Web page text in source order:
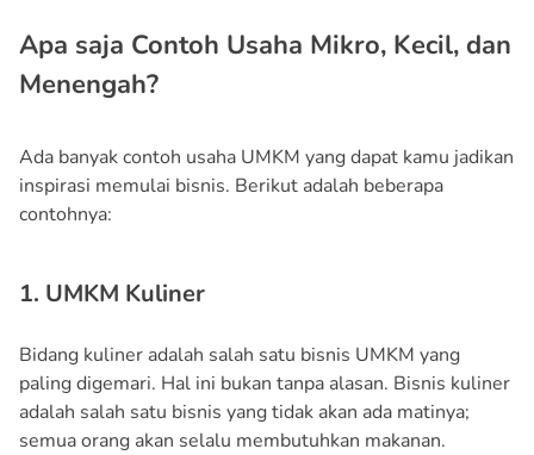
Apa saja Contoh Usaha Mikro, Kecil, dan
Menengah?
Ada banyak contoh usaha UMKM yang dapat kamu jadikan
inspirasi memulai bisnis. Berikut adalah beberapa
contohnya:
1. UMKM Kuliner
Bidang kuliner adalah salah satu bisnis UMKM yang
paling digemari. Hal ini bukan tanpa alasan. Bisnis kuliner
adalah salah satu bisnis yang tidak akan ada matinya;
semua orang akan selalu membutuhkan makanan.